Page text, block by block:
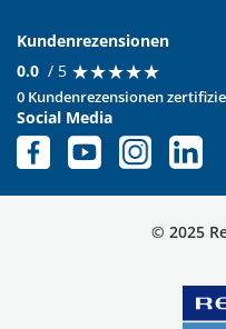
Kundenrezensionen
0.0 / 5 ★★★★★
★★★★★
0 Kundenrezensionen
Social Media
© 2025